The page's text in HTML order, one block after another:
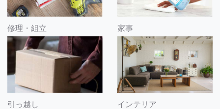
修理・組立 家事
引っ越し インテリア